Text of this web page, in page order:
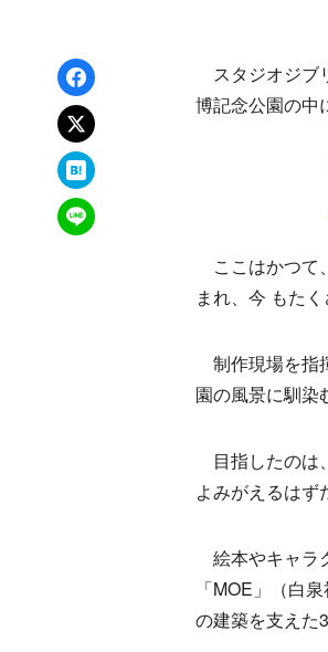
Facebookでシェア
xでポスト
はてなブックマーク
LINEで送る
スタジオジブ
博記念公園の中
ここはかつて
まれ、今 もた
制作現場を指
園の風景に馴染
目指したのは
よみがえるはず
絵本やキャラ
「MOE」（白
の建築を支えた